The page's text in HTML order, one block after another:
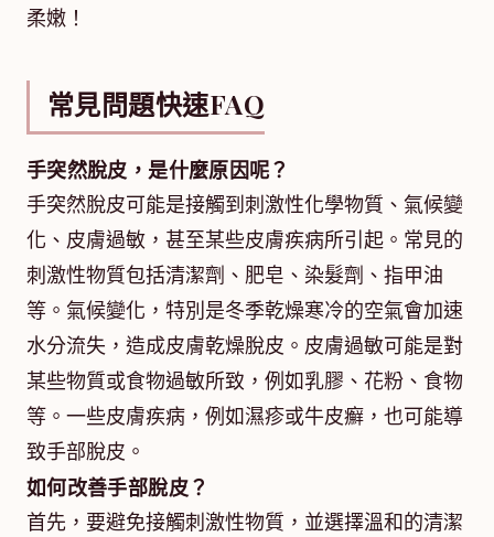
柔嫩！
常見問題快速FAQ
手突然脫皮，是什麼原因呢？
手突然脫皮可能是接觸到刺激性化學物質、氣候變
化、皮膚過敏，甚至某些皮膚疾病所引起。常見的
刺激性物質包括清潔劑、肥皂、染髮劑、指甲油
等。氣候變化，特別是冬季乾燥寒冷的空氣會加速
水分流失，造成皮膚乾燥脫皮。皮膚過敏可能是對
某些物質或食物過敏所致，例如乳膠、花粉、食物
等。一些皮膚疾病，例如濕疹或牛皮癬，也可能導
致手部脫皮。
如何改善手部脫皮？
首先，要避免接觸刺激性物質，並選擇溫和的清潔